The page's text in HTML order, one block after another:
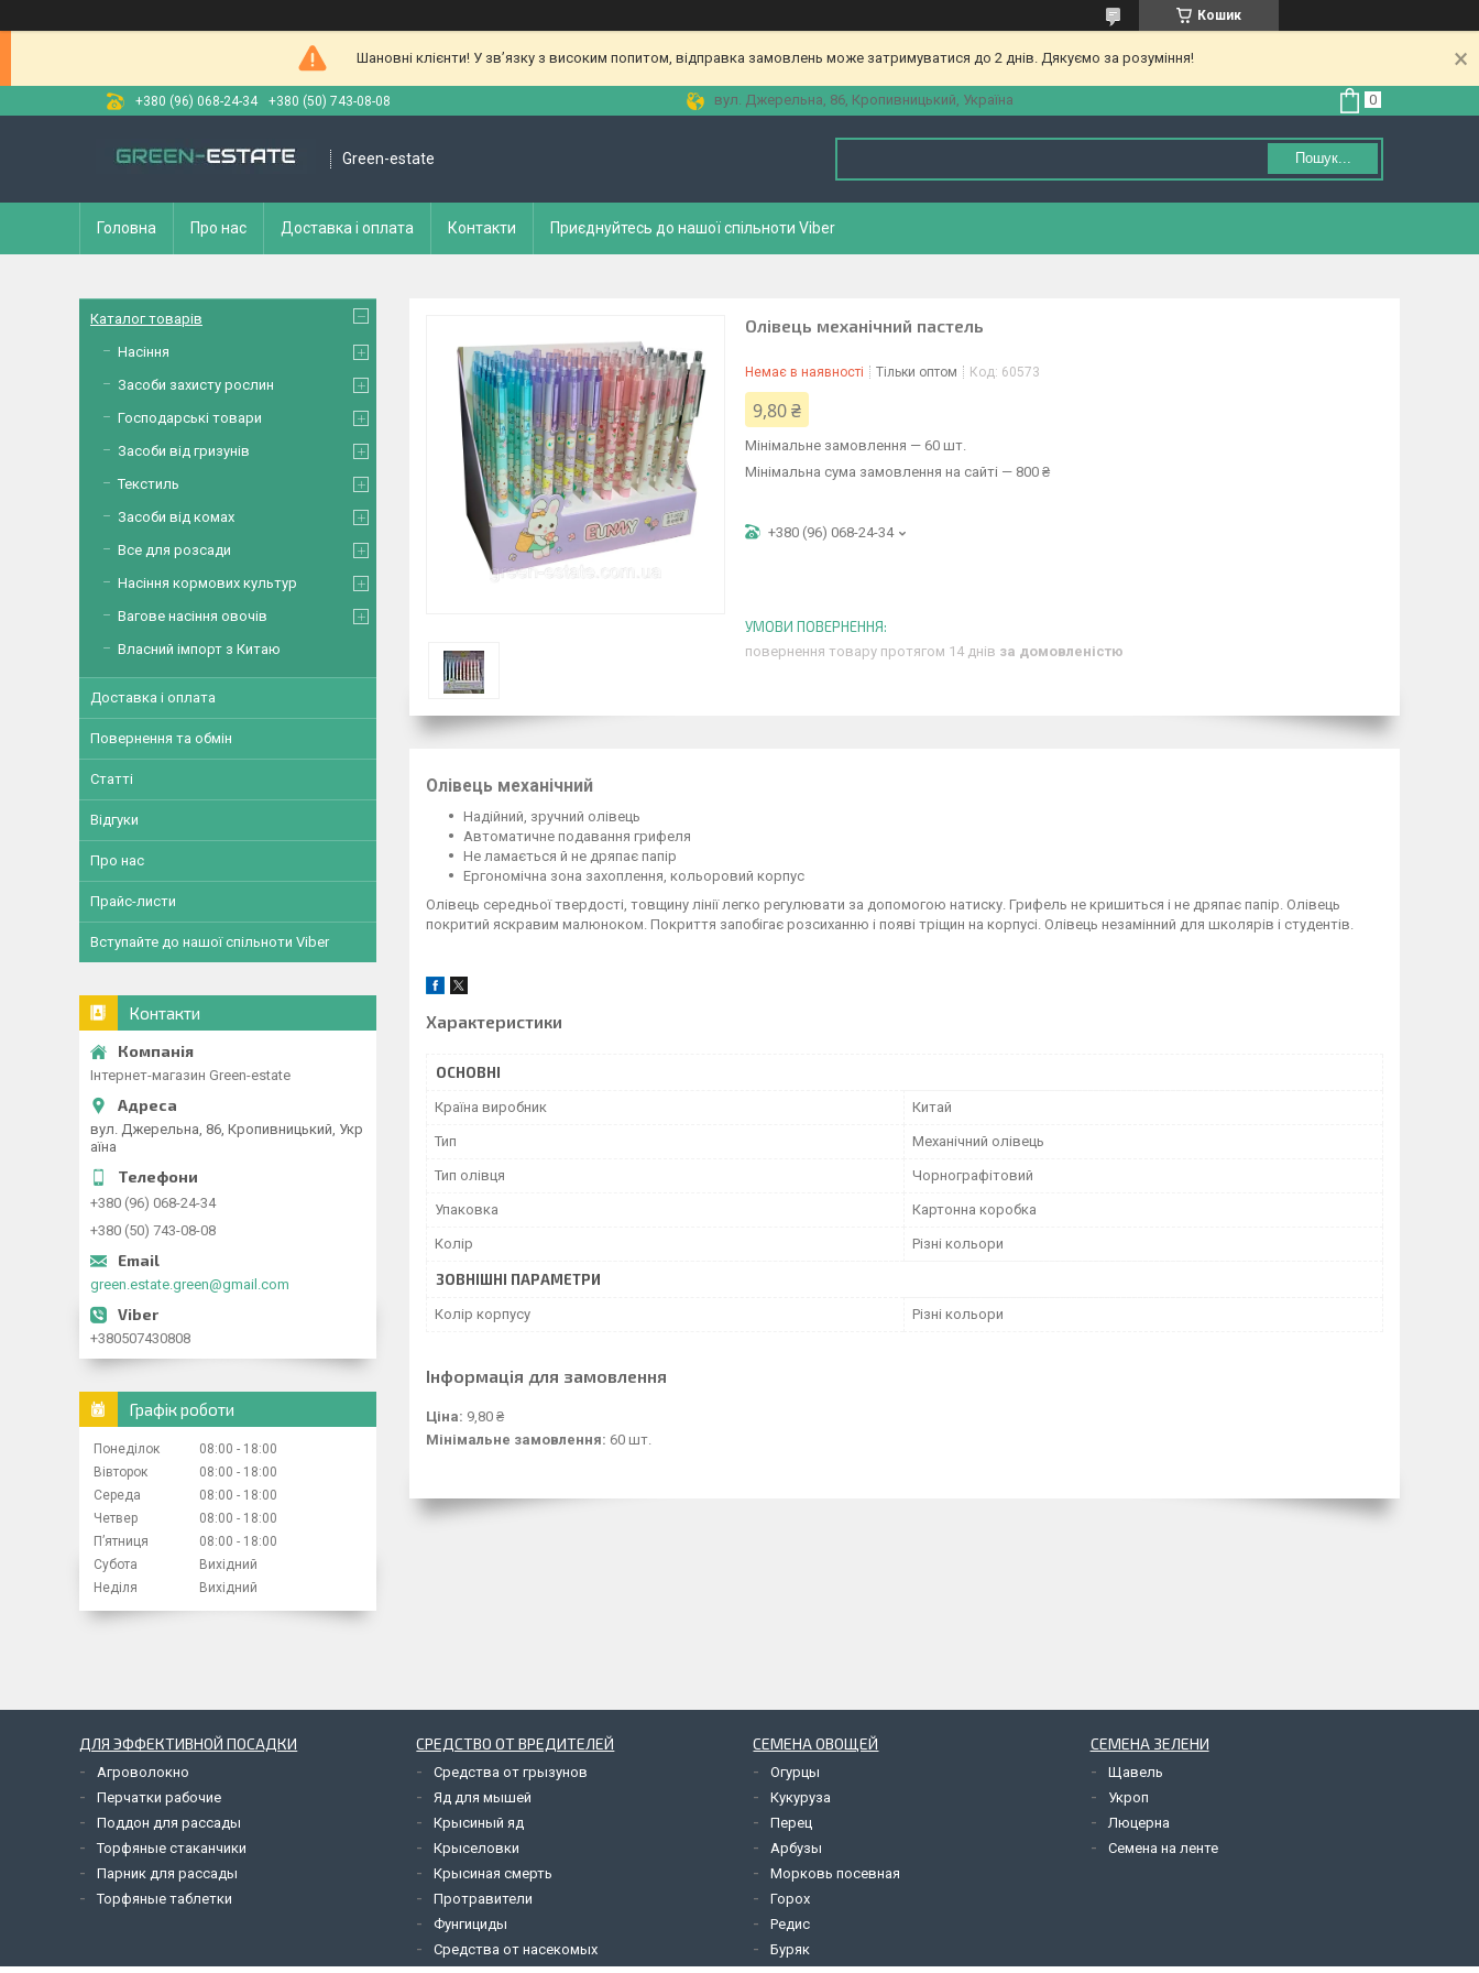
Кошик
Шановні клієнти! У зв’язку з високим попитом, відправка замовлень може затримуватися до 2 днів. Дякуємо за розуміння!
+380 (96) 068-24-34 +380 (50) 743-08-08 вул. Джерельна, 86, Кропивницький, Україна
Green-estate Пошук...
Головна Про нас Доставка і оплата Контакти Приєднуйтесь до нашої спільноти Viber
Олівець механічний пастель
Немає в наявності Тільки оптом Код: 60573
9,80 ₴
Мінімальне замовлення — 60 шт.
Мінімальна сума замовлення на сайті — 800 ₴
+380 (96) 068-24-34
повернення товару протягом 14 днів за домовленістю
Олівець механічний
Надійний, зручний олівець
Автоматичне подавання грифеля
Не ламається й не дряпає папір
Ергономічна зона захоплення, кольоровий корпус
Олівець середньої твердості, товщину лінії легко регулювати за допомогою натиску. Грифель не кришиться і не дряпає папір. Олівець
покритий яскравим малюноком. Покриття запобігає розсиханню і появі тріщин на корпусі. Олівець незамінний для школярів і студентів.
Характеристики
ОСНОВНІ
Країна виробник Китай
Тип Механічний олівець
Тип олівця Чорнографітовий
Упаковка Картонна коробка
Колір Різні кольори
ЗОВНІШНІ ПАРАМЕТРИ
Колір корпусу Різні кольори
Інформація для замовлення
Ціна: 9,80 ₴
Мінімальне замовлення: 60 шт.
Каталог товарів
Насіння
Засоби захисту рослин
Господарські товари
Засоби від гризунів
Текстиль
Засоби від комах
Все для розсади
Насіння кормових культур
Вагове насіння овочів
Власний імпорт з Китаю
Доставка і оплата
Повернення та обмін
Статті
Відгуки
Про нас
Прайс-листи
Вступайте до нашої спільноти Viber
Контакти
Інтернет-магазин Green-estate
вул. Джерельна, 86, Кропивницький, Укр
аїна
+380 (96) 068-24-34
+380 (50) 743-08-08
green.estate.green@gmail.com
+380507430808
Графік роботи
Понеділок 08:00
18:00
Вівторок
08:00
18:00
Середа
08:00
18:00
Четвер
08:00
18:00
Пʼятниця
08:00
18:00
Субота
Вихідний
Неділя
Вихідний
ДЛЯ ЭФФЕКТИВНОЙ ПОСАДКИ
Агроволокно
Перчатки рабочие
Поддон для рассады
Торфяные стаканчики
Парник для рассады
Торфяные таблетки
СРЕДСТВО ОТ ВРЕДИТЕЛЕЙ
Средства от грызунов
Яд для мышей
Крысиный яд
Крыселовки
Крысиная смерть
Протравители
Фунгициды
Средства от насекомых
СЕМЕНА ОВОЩЕЙ
Огурцы
Кукуруза
Перец
Арбузы
Морковь посевная
Горох
Редис
Буряк
СЕМЕНА ЗЕЛЕНИ
Щавель
Укроп
Люцерна
Семена на ленте